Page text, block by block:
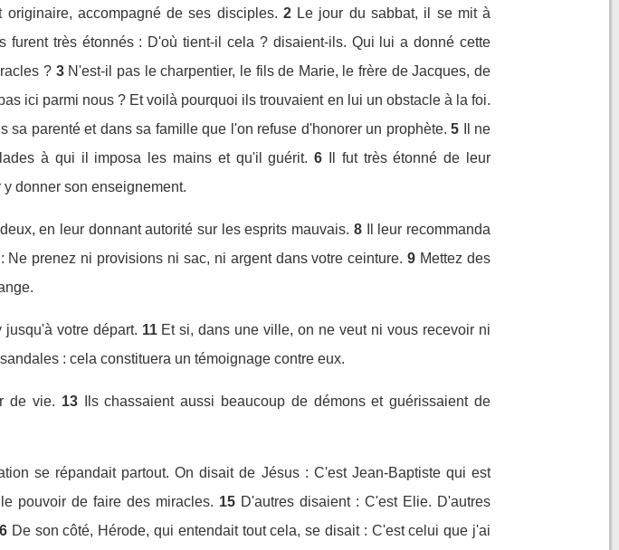
accompagné de ses disciples. 2 Le jour du sabbat, il se mit à
furent très étonnés : D'où tient-il cela ? disaient-ils. Qui lui a donné cette
? 3 N'est-il pas le charpentier, le fils de Marie, le frère de Jacques, de
ici parmi nous ? Et voilà pourquoi ils trouvaient en lui un obstacle à la foi.
parenté et dans sa famille que l'on refuse d'honorer un prophète. 5
Il ne
à qui il imposa les mains et qu'il guérit. 6
Il fut très étonné de leur
donner son enseignement.
en leur donnant autorité sur les esprits mauvais. 8
Il leur recommanda
prenez ni provisions ni sac, ni argent dans votre ceinture. 9 Mettez des
votre départ. 11 Et si, dans une ville, on ne veut ni vous recevoir ni
: cela constituera un témoignage contre eux.
de vie. 13
Ils chassaient aussi beaucoup de démons et guérissaient de
se répandait partout. On disait de Jésus : C'est Jean-Baptiste qui est
pouvoir de faire des miracles. 15 D'autres disaient : C'est Elie. D'autres
De son côté, Hérode, qui entendait tout cela, se disait : C'est celui que j'ai